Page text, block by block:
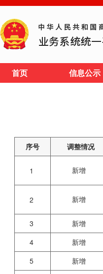
首页 信息公示
序号 调整情况
1 新增
2 新增
3 新增
4
新增
5
新增